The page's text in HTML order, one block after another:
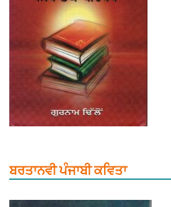
ਬਰਤਾਨਵੀ ਪੰਜਾਬੀ ਕਵਿਤਾ